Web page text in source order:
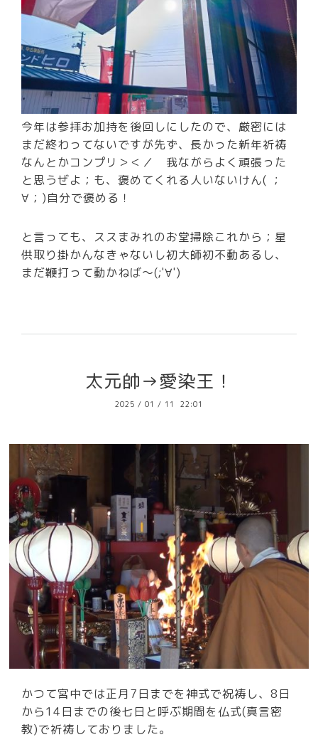
今年は参拝お加持を後回しにしたので、厳密には
まだ終わってないですが先ず、長かった新年祈祷
なんとかコンプリ＞＜／ 我ながらよく頑張った
と思うぜよ；も、褒めてくれる人いないけん( ；
∀；)自分で褒める！
と言っても、ススまみれのお堂掃除これから；星
供取り掛かんなきゃないし初大師初不動あるし、
まだ鞭打って動かねば～(;'∀')
太元帥→愛染王！
2025 / 01 / 11 22:01
かつて宮中では正月7日までを神式で祝祷し、8日
から14日までの後七日と呼ぶ期間を仏式(真言密
教)で祈祷しておりました。